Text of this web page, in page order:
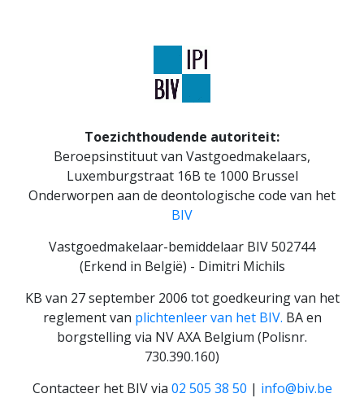
Toezichthoudende autoriteit:
Beroepsinstituut van Vastgoedmakelaars,
Luxemburgstraat 16B te 1000 Brussel
Onderworpen aan de deontologische code van het
BIV
Vastgoedmakelaar-bemiddelaar BIV 502744
(Erkend in België) - Dimitri Michils
KB van 27 september 2006 tot goedkeuring van het
reglement van plichtenleer van het BIV. BA en
borgstelling via NV AXA Belgium (Polisnr.
730.390.160)
Contacteer het BIV via 02 505 38 50 | info@biv.be